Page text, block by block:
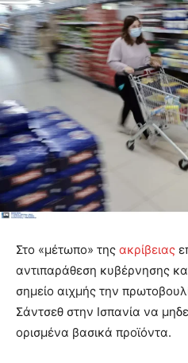
Στο «μέτωπο» της ακρίβειας
αντιπαράθεση κυβέρνησης
σημείο αιχμής την
Σάντσεθ στην Ισπανία να
ορισμένα βασικά προϊόντα.